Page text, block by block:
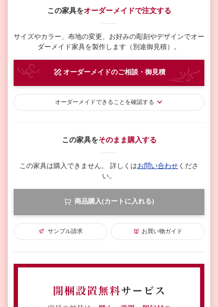
この家具をオーダーメイドで注文する
サイズやカラー、布地の変更、お好みの彫刻やデザインでオー
ダーメイド家具を製作します（別途御見積）。
オーダーメイドのご相談・御見積
オーダーメイドできることを確認する
この家具をそのまま購入する
この家具は購入できません。 詳しくはお問い合わせくださ
い。
商品購入(カートに入れる)
サンプル請求 お買い物ガイド